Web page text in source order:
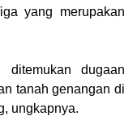
yang merupakan
ditemukan dugaan
tanah genangan di
ungkapnya.